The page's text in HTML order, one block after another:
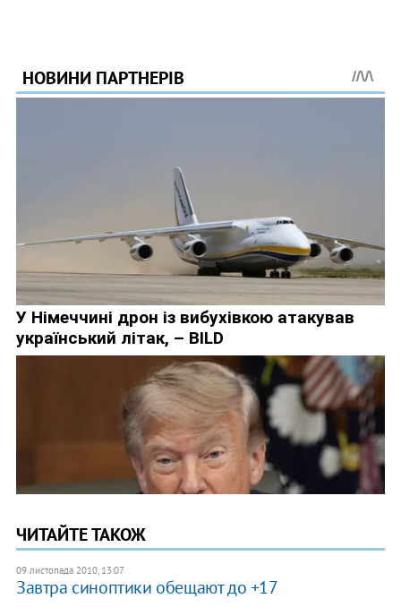
ЧИТАЙТЕ ТАКОЖ
09 листопада 2010, 13:07
Завтра синоптики обещают до +17